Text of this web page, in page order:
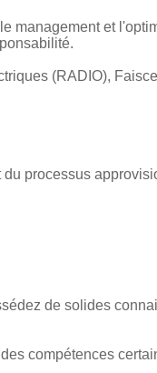
management et
(RADIO),
processus
de solides
compétences